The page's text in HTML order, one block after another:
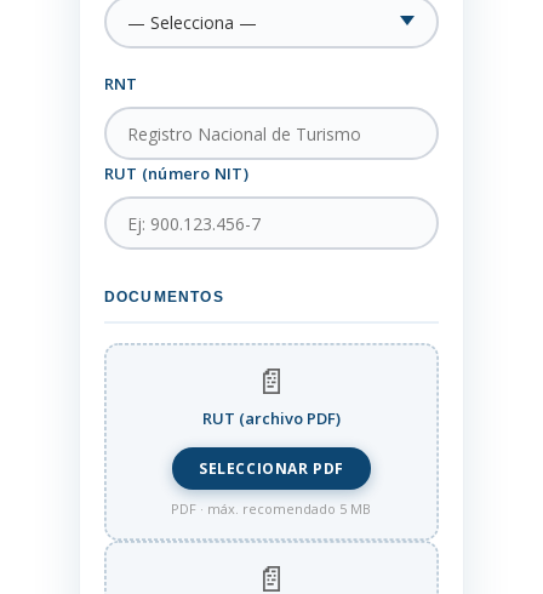
RNT
RUT (número NIT)
DOCUMENTOS
📄
RUT (archivo PDF)
SELECCIONAR PDF
PDF · máx. recomendado 5 MB
📄